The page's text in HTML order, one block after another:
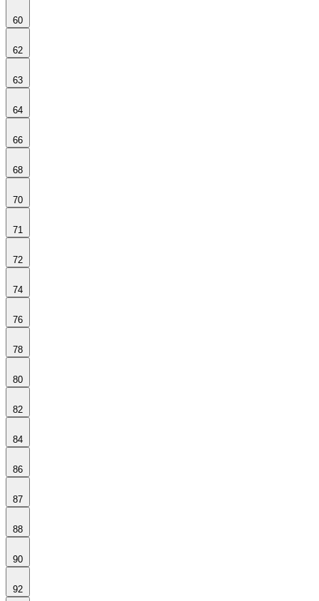
60
62
63
64
66
68
70
71
72
74
76
78
80
82
84
86
87
88
90
92